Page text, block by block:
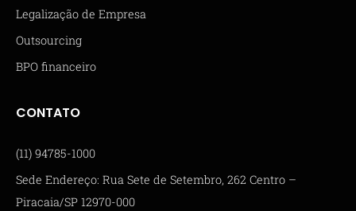
Legalização de Empresa
Outsourcing
BPO financeiro
CONTATO
(11) 94785-1000
Sede Endereço: Rua Sete de Setembro, 262 Centro –
Piracaia/SP 12970-000